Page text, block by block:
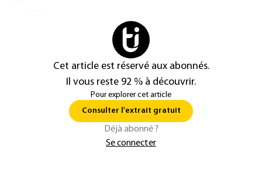
Cet article est réservé aux abonnés.
Il vous reste 92 % à découvrir.
Pour explorer cet article
Consulter l'extrait gratuit
Déjà abonné ?
Se connecter